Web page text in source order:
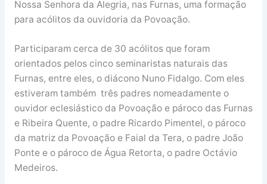
Nossa Senhora da Alegria, nas Furnas, uma formação
para acólitos da ouvidoria da Povoação.
Participaram cerca de 30 acólitos que foram
orientados pelos cinco seminaristas naturais das
Furnas, entre eles, o diácono Nuno Fidalgo. Com eles
estiveram também três padres nomeadamente o
ouvidor eclesiástico da Povoação e pároco das Furnas
e Ribeira Quente, o padre Ricardo Pimentel, o pároco
da matriz da Povoação e Faial da Tera, o padre João
Ponte e o pároco de Água Retorta, o padre Octávio
Medeiros.